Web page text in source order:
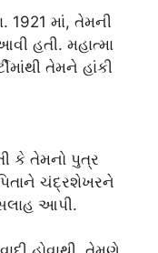
1921 માં, તેમની
હતી. મહાત્મા
તેમને હાંકી
કે તેમનો પુત્ર
ચંદ્રશેખરને
સલાહ આપી.